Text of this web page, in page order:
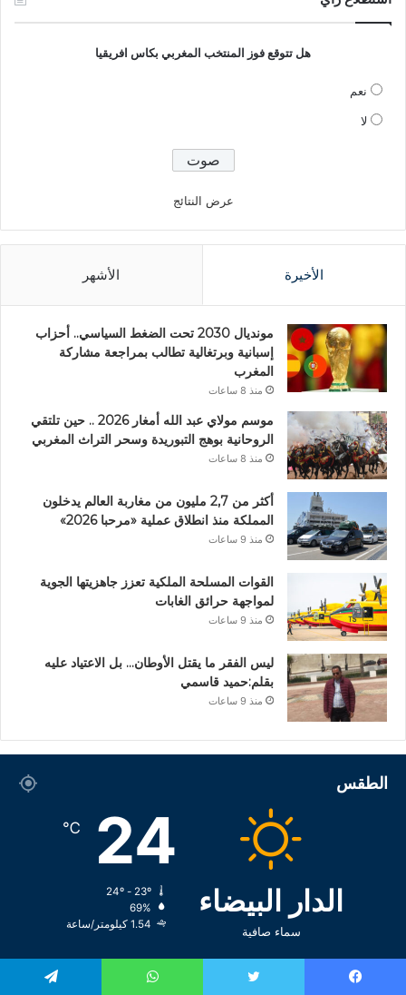
هل تتوقع فوز المنتخب المغربي بكاس افريقيا
نعم
لا
عرض النتائج
الأخيرة الأشهر
مونديال 2030 تحت الضغط السياسي.. أحزاب
إسبانية وبرتغالية تطالب بمراجعة مشاركة
المغرب
منذ 8 ساعات
موسم مولاي عبد الله أمغار 2026 .. حين تلتقي
الروحانية بوهج التبوريدة وسحر التراث المغربي
منذ 8 ساعات
أكثر من 2,7 مليون من مغاربة العالم يدخلون
المملكة منذ انطلاق عملية «مرحبا 2026»
منذ 9 ساعات
القوات المسلحة الملكية تعزز جاهزيتها الجوية
لمواجهة حرائق الغابات
منذ 9 ساعات
ليس الفقر ما يقتل الأوطان… بل الاعتياد عليه
بقلم:حميد قاسمي
منذ 9 ساعات
الطقس
الدار البيضاء
سماء صافية
24
℃
69%
1.54 كيلومتر/ساعة